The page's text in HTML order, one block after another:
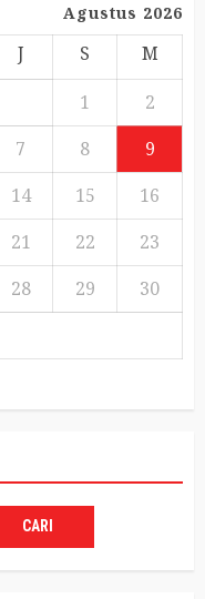
Agustus 2026
J S
M
1
2
7 8
9
14 15
16
21 22
23
28 29
30
CARI